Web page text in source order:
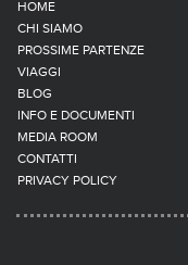
HOME
CHI SIAMO
PROSSIME PARTENZE
VIAGGI
BLOG
INFO E DOCUMENTI
MEDIA ROOM
CONTATTI
PRIVACY POLICY